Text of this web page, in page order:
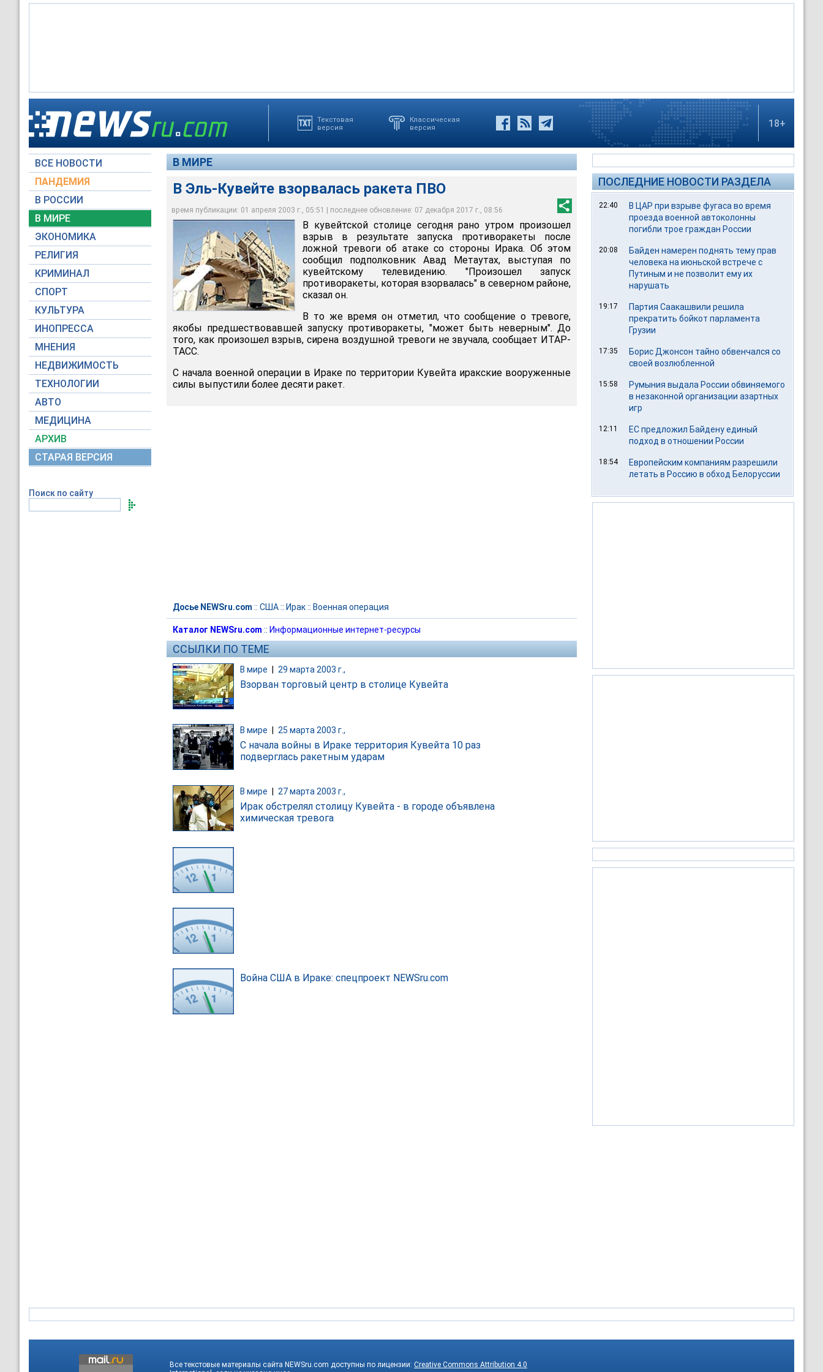
Текстовая
версия
Классическая
версия
18+
ВСЕ НОВОСТИ
ПАНДЕМИЯ
В РОССИИ
В МИРЕ
ЭКОНОМИКА
РЕЛИГИЯ
КРИМИНАЛ
СПОРТ
КУЛЬТУРА
ИНОПРЕССА
МНЕНИЯ
НЕДВИЖИМОСТЬ
ТЕХНОЛОГИИ
АВТО
МЕДИЦИНА
АРХИВ
СТАРАЯ ВЕРСИЯ
Поиск по сайту
В МИРЕ
В Эль-Кувейте взорвалась ракета ПВО
время публикации: 01 апреля 2003 г., 05:51 | последнее обновление: 07 декабря 2017 г., 08:56
В Эль-Кувейте взорвалась ракета ПВО
AFP
В кувейтской столице сегодня рано утром произошел
взрыв в результате запуска противоракеты после
ложной тревоги об атаке со стороны Ирака. Об этом
сообщил подполковник Авад Метаутах, выступая по
кувейтскому телевидению. "Произошел запуск
противоракеты, которая взорвалась" в северном районе,
сказал он.
В то же время он отметил, что сообщение о тревоге,
якобы предшествовавшей запуску противоракеты, "может быть неверным". До
того, как произошел взрыв, сирена воздушной тревоги не звучала, сообщает ИТАР-
ТАСС.
С начала военной операции в Ираке по территории Кувейта иракские вооруженные
силы выпустили более десяти ракет.
Досье NEWSru.com :: США:: Ирак:: Военная операция
Каталог NEWSru.com :: Информационные интернет-ресурсы
ССЫЛКИ ПО ТЕМЕ
В мире 29 марта 2003 г.,
Взорван торговый центр в столице Кувейта
В мире 25 марта 2003 г.,
С начала войны в Ираке территория Кувейта 10 раз
подверглась ракетным ударам
В мире 27 марта 2003 г.,
Ирак обстрелял столицу Кувейта - в городе объявлена
химическая тревога
Война США в Ираке: спецпроект NEWSru.com
ПОСЛЕДНИЕ НОВОСТИ РАЗДЕЛА
22:40
В ЦАР при взрыве фугаса во время
проезда военной автоколонны
погибли трое граждан России
20:08
Байден намерен поднять тему прав
человека на июньской встрече с
Путиным и не позволит ему их
нарушать
19:17
Партия Саакашвили решила
прекратить бойкот парламента
Грузии
17:35
Борис Джонсон тайно обвенчался со
своей возлюбленной
15:58
Румыния выдала России обвиняемого
в незаконной организации азартных
игр
12:11
ЕС предложил Байдену единый
подход в отношении России
18:54
Европейским компаниям разрешили
летать в Россию в обход Белоруссии
Все текстовые материалы сайта NEWSru.com доступны по лицензии: Creative Commons Attribution 4.0